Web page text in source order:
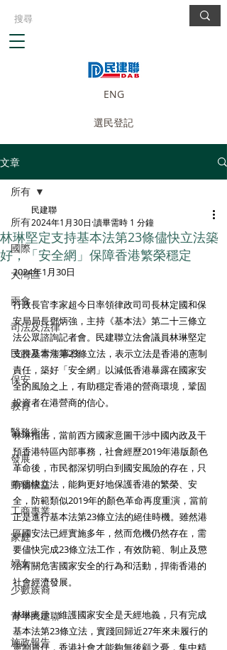
ENG
選民登記
文章
所有
國際
大灣區
兩會
司法及法律
民政及青年事務
保安
教育
醫務衛生
發展
動物權益
工商專業
家庭
婦女
少數族裔
青年民建聯
施政報告
所有
林琳堅定支持基本法第23條儘快立法築
好，「安全網」保障香港繁榮穩定
民建聯
2024年1月30日 讀畢需時 1 分鐘
2024年1月30日
行政長官李家超今日率領律政司司長林定國和保
安局局長鄧炳強，主持《基本法》第二十三條立
法公眾諮詢記者會。民建聯立法會議員林琳堅定
支持基本法第23條立法，表示立法是香港的憲制
責任，築好「安全網」以減低香港暴露在國家安
全的風險之上，有助穩定香港的營商環境，鞏固
投資者在港營商的信心。
林琳指出，當前西方國家意圖干涉中國內政及干
預香港特區內部事務，社會經歷2019年港版顏色
革命後，市民都深切明白到國安風險的存在，只
有儘快立法，能夠更好地保護香港的繁榮、安
全，防範類似2019年的顏色革命再度重演，當前
正是進行基本法第23條立法的絕佳時機。雖然港
區國安法已經實施多年，然而危機仍然存在，需
要儘快完成23條立法工作，有效防範、制止及懲
治有關危害國家安全的行為和活動，捍衛香港的
社會經濟發展。
林琳表示，維護國家安全是天經地義，只有完成
基本法第23條立法，實踐回歸近27年來未履行的
憲制責任，香港社會才能夠無後顧之憂，集中精